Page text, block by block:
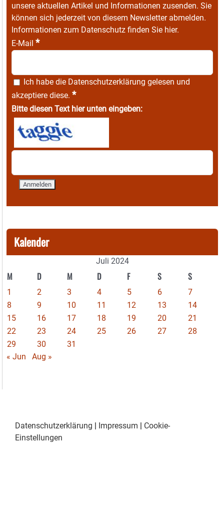
unsere aktuellen Artikel und Informationen zusenden. Sie
können sich jederzeit von diesem Newsletter abmelden.
Informationen zum Datenschutz finden Sie hier.
E-Mail *
Ich habe die Datenschutzerklärung gelesen und
akzeptiere diese. *
Bitte diesen Text hier unten eingeben:
Kalender
Juli 2024
M D M D F S S
1 2 3 4 5 6
7
8
9 10 11 12 13
14
15
16 17 18 19 20
21
22
23 24 25 26 27
28
29
30
31
« Jun
Aug »
Datenschutzerklärung | Impressum | Cookie-
Einstellungen